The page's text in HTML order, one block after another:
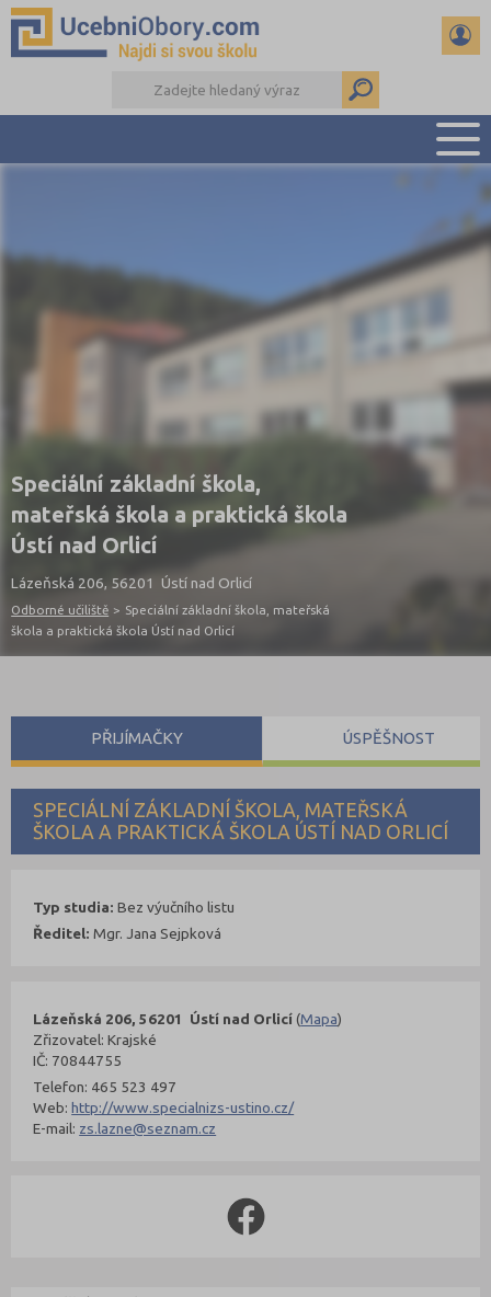
PŘÍPRAVA NA PŘIJÍMAČKY
DŮLEŽITÉ TERMÍNY
REFERÁTY
DALŠÍ DRUHY ŠKOL
Speciální základní škola,
mateřská škola a praktická škola
Ústí nad Orlicí
Lázeňská 206, 56201 Ústí nad Orlicí
Odborné učiliště > Speciální základní škola, mateřská
škola a praktická škola Ústí nad Orlicí
SPECIÁLNÍ ZÁKLADNÍ ŠKOLA, MATEŘSKÁ
ŠKOLA A PRAKTICKÁ ŠKOLA ÚSTÍ NAD ORLICÍ
Lázeňská 206, 56201 Ústí nad Orlicí(Mapa)
Zřizovatel: Krajské
IČ: 70844755
Telefon: 465 523 497
Web:http://www.specialnizs-ustino.cz/
E-mail: zs.lazne@seznam.cz
Typ studia: Bez výučního listu
Ředitel: Mgr. Jana Sejpková
PŘIJÍMAČKY ÚSPĚŠNOST